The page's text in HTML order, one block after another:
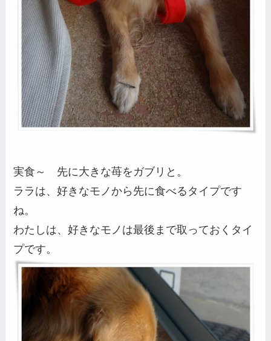
実食～ 先に大きな苺をガブリと。
ララは、好きなモノから先に食べるタイプです
ね。
わたしは、好きなモノは最後まで取っておくタイ
プです。